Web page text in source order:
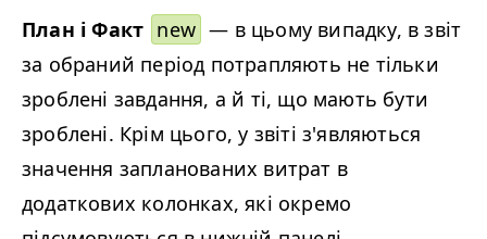
План і Факт new — в цьому випадку, в звіт
за обраний період потрапляють не тільки
зроблені завдання, а й ті, що мають бути
зроблені. Крім цього, у звіті з'являються
значення запланованих витрат в
додаткових колонках, які окремо